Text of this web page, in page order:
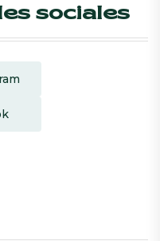
sociales